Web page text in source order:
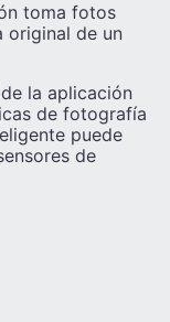
toma fotos
original de un
la aplicación
de fotografía
puede
de